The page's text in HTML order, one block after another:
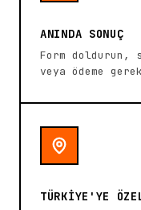
ANINDA SONUÇ
Form doldurun,
veya ödeme
TÜRKİYE'YE